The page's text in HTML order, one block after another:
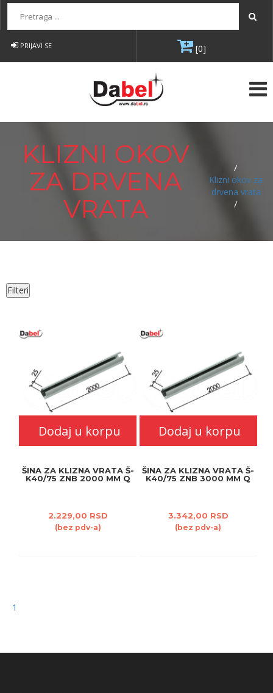
PRIJAVI SE [0]
KLIZNI OKOV
ZA DRVENA
VRATA
/
Klizni okov za
drvena vrata
/
Filteri
Dodaj u korpu
ŠINA ZA KLIZNA VRATA Š-
K40/75 ZNB 2000 MM Q
2.229,00 RSD
(bez pdv-a)
Dodaj u korpu
ŠINA ZA KLIZNA VRATA Š-
K40/75 ZNB 3000 MM Q
3.342,00 RSD
(bez pdv-a)
1